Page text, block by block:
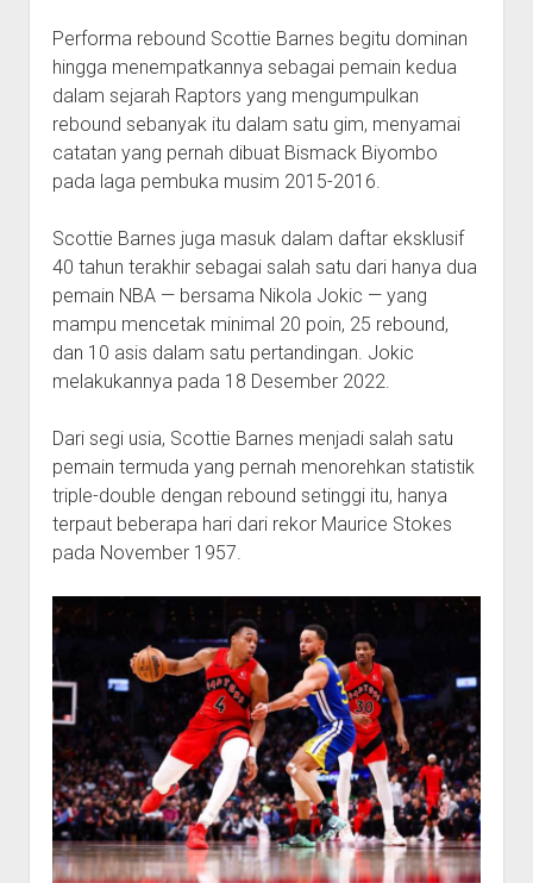
Performa rebound Scottie Barnes begitu dominan
hingga menempatkannya sebagai pemain kedua
dalam sejarah Raptors yang mengumpulkan
rebound sebanyak itu dalam satu gim, menyamai
catatan yang pernah dibuat Bismack Biyombo
pada laga pembuka musim 2015-2016.
Scottie Barnes juga masuk dalam daftar eksklusif
40 tahun terakhir sebagai salah satu dari hanya dua
pemain NBA — bersama Nikola Jokic — yang
mampu mencetak minimal 20 poin, 25 rebound,
dan 10 asis dalam satu pertandingan. Jokic
melakukannya pada 18 Desember 2022.
Dari segi usia, Scottie Barnes menjadi salah satu
pemain termuda yang pernah menorehkan statistik
triple-double dengan rebound setinggi itu, hanya
terpaut beberapa hari dari rekor Maurice Stokes
pada November 1957.